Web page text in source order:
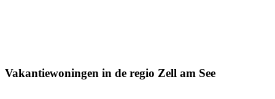
Vakantiewoningen in de regio Zell am See